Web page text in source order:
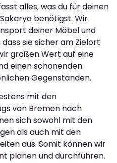
alles, was du für deinen
benötigst. Wir
deiner Möbel und
sie sicher am Zielort
großen Wert auf eine
einen schonenden
Gegenständen.
mit den
von Bremen nach
sich sowohl mit den
als auch mit den
aus. Somit können wir
planen und durchführen.